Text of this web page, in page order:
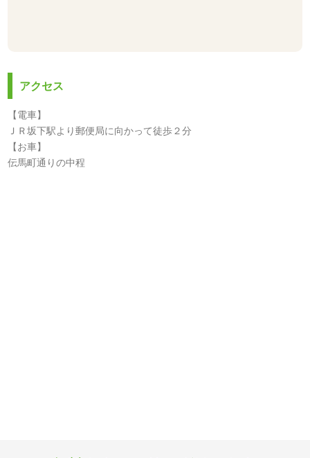
アクセス
【電車】
ＪＲ坂下駅より郵便局に向かって徒歩２分
【お車】
伝馬町通りの中程